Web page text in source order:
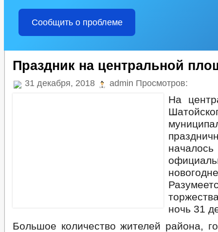
Сообщить о проблеме
Праздник на центральной
31 декабря, 2018 admin Просмотров:
На
ночь 31
Большое количество жителей района,